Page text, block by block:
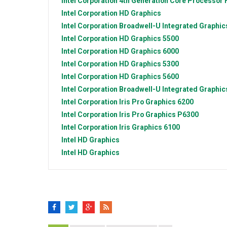
Intel Corporation HD Graphics
Intel Corporation Broadwell-U Integrated
Intel Corporation HD Graphics 5500
Intel Corporation HD Graphics 6000
Intel Corporation HD Graphics 5300
Intel Corporation HD Graphics 5600
Intel Corporation Broadwell-U Integrated
Intel Corporation Iris Pro Graphics 6200
Intel Corporation Iris Pro Graphics P6300
Intel Corporation Iris Graphics 6100
Intel
HD Graphics
Intel
HD Graphics